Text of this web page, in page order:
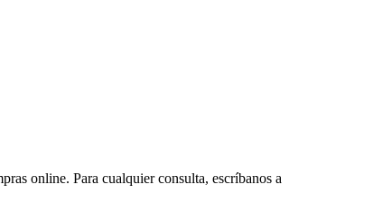
online. Para cualquier consulta, escríbanos a